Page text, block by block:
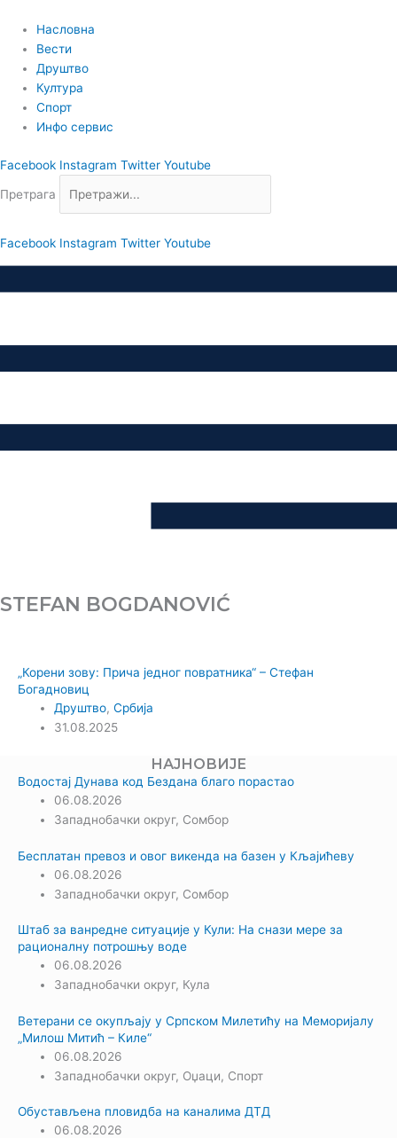
садржај
Насловна
Вести
Друштво
Култура
Спорт
Инфо сервис
Facebook Instagram Twitter Youtube
Претрага
Facebook Instagram Twitter Youtube
STEFAN BOGDANOVIĆ
„Корени зову: Прича једног повратника“ – Стефан
Богадновиц
Друштво,Србија
31.08.2025
НАЈНОВИЈЕ
Водостај Дунава код Бездана благо порастао
06.08.2026
Западнобачки округ, Сомбор
Бесплатан превоз и овог викенда на базен у Кљајићеву
06.08.2026
Западнобачки округ, Сомбор
Штаб за ванредне ситуације у Кули: На снази мере за
рационалну потрошњу воде
06.08.2026
Западнобачки округ, Кула
Ветерани се окупљају у Српском Милетићу на Меморијалу
„Милош Митић – Киле“
06.08.2026
Западнобачки округ, Оџаци, Спорт
Обустављена пловидба на каналима ДТД
06.08.2026